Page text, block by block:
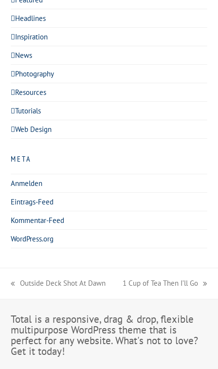
Headlines
Inspiration
News
Photography
Resources
Tutorials
Web Design
META
Anmelden
Eintrags-Feed
Kommentar-Feed
WordPress.org
vorheriger
Outside Deck Shot At Dawn
Nächster
1 Cup of Tea Then I’ll Go
Total is a responsive, drag & drop, flexible
multipurpose WordPress theme that is
perfect for any website. What's not to love?
Get it today!